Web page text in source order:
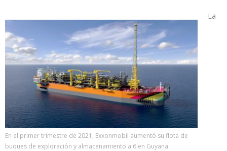
En el primer trimestre de 2021, Exxonmobil aumentó su flota de
buques de exploración y almacenamiento a 6 en Guyana
La